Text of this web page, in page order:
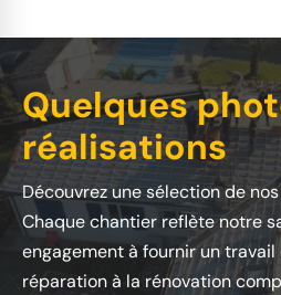
Quelques
réalisations
Découvrez une sélection de
Chaque chantier reflète notre
engagement à fournir un
réparation à la rénovation